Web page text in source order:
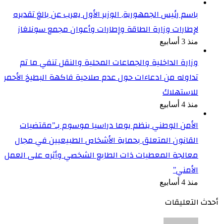
باسم رئيس الجمهورية, الوزير الأول يعرب عن بالغ تقديره
لإطارات وزارة الطاقة وإطارات وأعوان مجمع سونلغاز
منذ 3 أسابيع
وزارة الداخلية والجماعات المحلية والنقل تنفي ما تم
تداوله من ادعاءات حول عدم صلاحية فاكهة البطيخ الأحمر
للاستهلاك
منذ 4 أسابيع
الأمن الوطني ينظم يوما دراسيا موسوم بـ”مقتضيات
القانون المتعلق بحماية الأشخاص الطبيعيين في مجال
معالجة المعطيات ذات الطابع الشخصي وأثره على العمل
الأمني”
منذ 4 أسابيع
أحدث التعليقات